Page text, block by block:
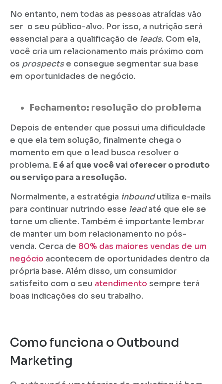
No entanto, nem todas as pessoas atraídas vão
ser o seu público-alvo. Por isso, a nutrição será
essencial para a qualificação de leads. Com ela,
você cria um relacionamento mais próximo com
os prospectse consegue segmentar sua base
em oportunidades de negócio.
Fechamento: resolução do problema
Depois de entender que possui uma dificuldade
e que ela tem solução, finalmente chega o
momento em que o lead busca resolver o
problema. E é aí que você vai oferecer o produto
ou serviço para a resolução.
Normalmente, a estratégia inboundutiliza e-mails
para continuar nutrindo esse leadaté que ele se
torne um cliente. Também é importante lembrar
de manter um bom relacionamento no pós-
venda. Cerca de 80% das maiores vendas de um
negócio acontecem de oportunidades dentro da
própria base. Além disso, um consumidor
satisfeito com o seu atendimento sempre terá
boas indicações do seu trabalho.
Como funciona o Outbound
Marketing